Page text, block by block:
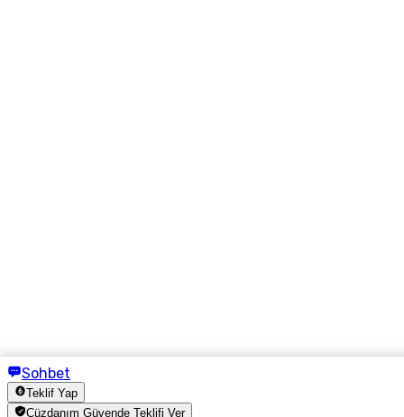
Sohbet
Teklif Yap
Cüzdanım Güvende Teklifi Ver